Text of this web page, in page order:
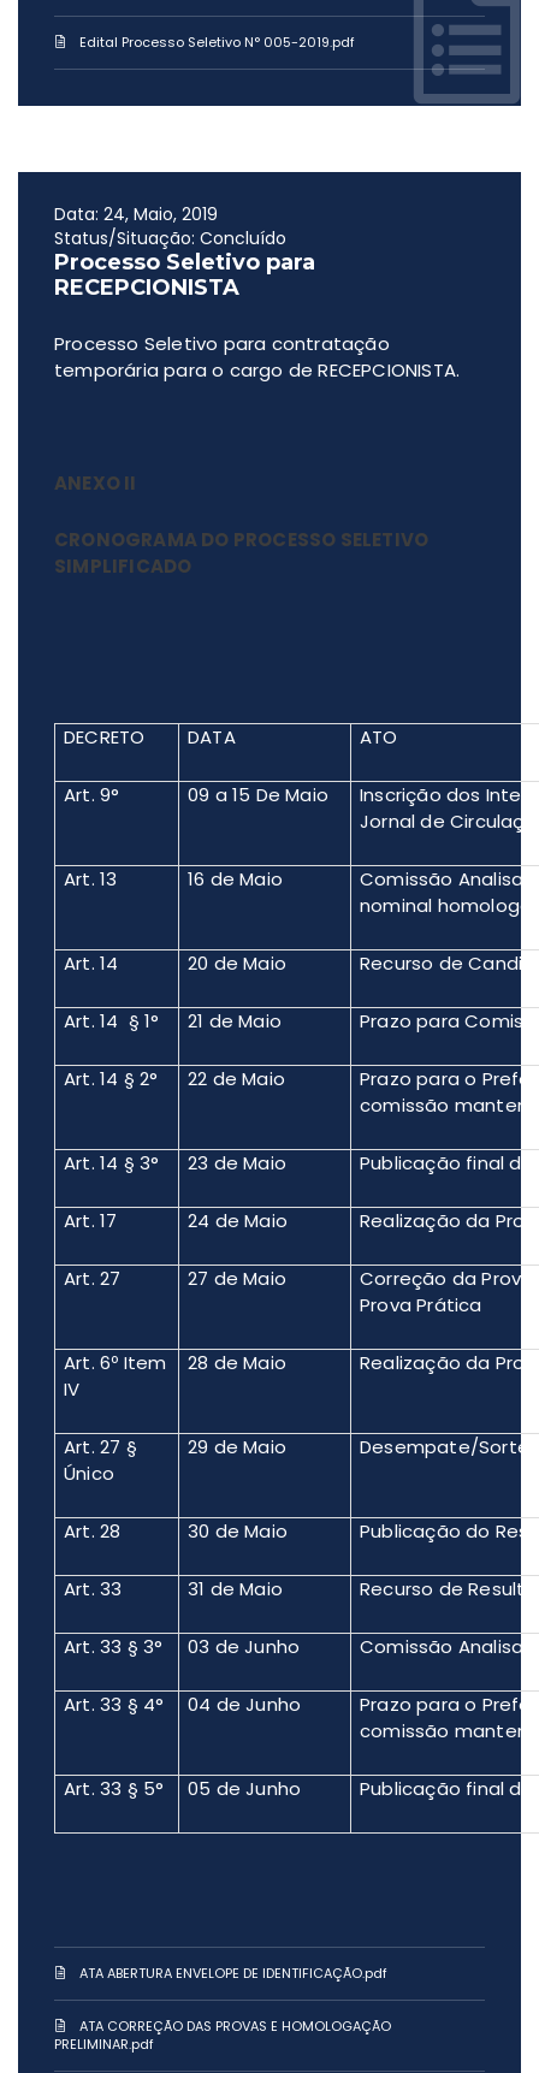
Edital Processo Seletivo N° 005-2019.pdf
Data: 24, Maio, 2019
Status/Situação: Concluído
Processo Seletivo para
RECEPCIONISTA
Processo Seletivo para contratação
temporária para o cargo de RECEPCIONISTA.
ANEXO II
CRONOGRAMA DO PROCESSO SELETIVO
SIMPLIFICADO
DECRETO DATA ATO
Art. 9° 09 a 15 De Maio
Inscrição dos
Jornal de
Art. 13 16 de Maio
Comissão Analisa
nominal
Art. 14 20 de Maio Recurso de
Art. 14 § 1° 21 de Maio Prazo para
Art. 14 § 2° 22 de Maio
Prazo para o
comissão manter
Art. 14 § 3° 23 de Maio Publicação final
Art. 17 24 de Maio Realização da
Art. 27 27 de Maio
Correção da
Prova Prática
Art. 6º Item
IV
28 de Maio Realização da
Art. 27 §
Único
29 de Maio Desempate/
Art. 28 30 de Maio Publicação do
Art. 33 31 de Maio Recurso de
Art. 33 § 3° 03 de Junho Comissão Analisa
Art. 33 § 4° 04 de Junho
Prazo para o
comissão manter
Art. 33 § 5° 05 de Junho Publicação final
ATA ABERTURA ENVELOPE DE IDENTIFICAÇÃO.pdf
ATA CORREÇÃO DAS PROVAS E HOMOLOGAÇÃO
PRELIMINAR.pdf